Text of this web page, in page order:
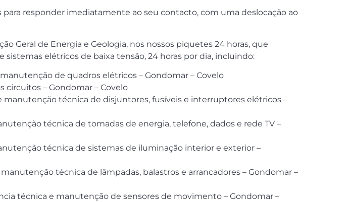
responder imediatamente ao seu contacto, com uma deslocação ao
Geral de Energia e Geologia, nos nossos piquetes 24 horas, que
elétricos de baixa tensão, 24 horas por dia, incluindo:
de quadros elétricos – Gondomar – Covelo
circuitos – Gondomar – Covelo
manutenção técnica de disjuntores, fusíveis e interruptores elétricos –
técnica de tomadas de energia, telefone, dados e rede TV –
técnica de sistemas de iluminação interior e exterior –
técnica de lâmpadas, balastros e arrancadores – Gondomar –
técnica e manutenção de sensores de movimento – Gondomar –